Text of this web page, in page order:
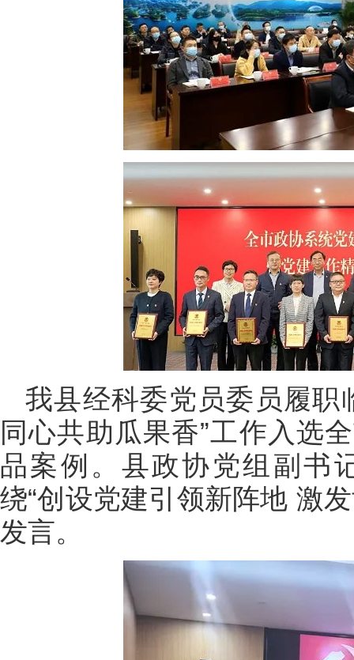
我县经科委党员委员履职
同心共助瓜果香”工作入选
品案例。县政协党组副书
绕“创设党建引领新阵地 激
发言。